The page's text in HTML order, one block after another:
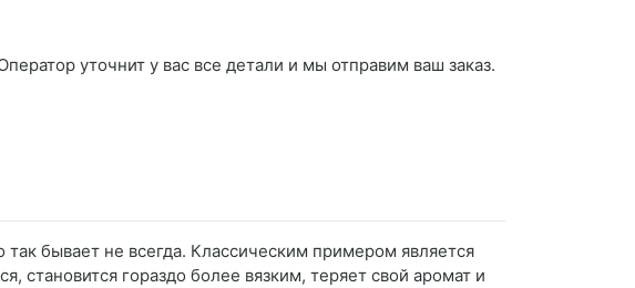
уточнит у вас все детали и мы отправим ваш заказ.
бывает не всегда. Классическим примером является
становится гораздо более вязким, теряет свой аромат и